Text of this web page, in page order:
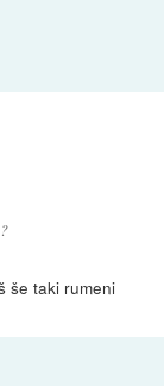
še taki rumeni